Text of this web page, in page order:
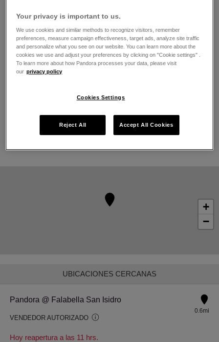
Miércoles
Jueves
4:00
Viernes
4:00-0:00
Sábado
4:00-
Domingo
4:00- 0:00
Joyería contemporánea acabada a mano
Pandora Rose
Pandora Charms, brazaletes, anillos, aretes y collares
+
−
UBICACIONES CERCANAS
Pandora @ Falabella San Isidro
VENDEDOR AUTORIZADO
Hoy reapertura a las 11 hrs.
0.6mi
Your privacy is important to us.
We use cookies and similar methods to recognize visitors, remember
preferences, measure campaign effectiveness, target ads, analyze site traffic
and personalize what you see on our website. You can learn more about the
cookies we use and adjust your preferences by clicking on "Cookie settings" .
To learn more about how Pandora processes your data, please visit
our privacy policy
Cookies Settings
Reject All Accept All Cookies